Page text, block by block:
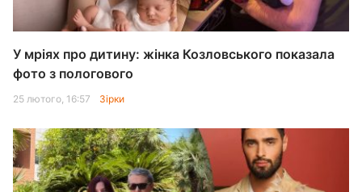
У мріях про дитину: жінка Козловського показала
фото з пологового
25 лютого, 16:57 Зірки